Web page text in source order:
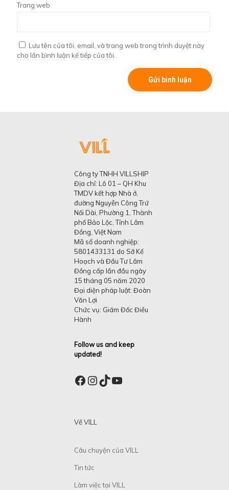
Trang web
Lưu tên của tôi, email, và trang web trong trình duyệt này
cho lần bình luận kế tiếp của tôi.
Công ty TNHH VILLSHIP
Địa chỉ: Lô 01 – QH Khu
TMDV kết hợp Nhà ở,
đường Nguyễn Công Trứ
Nối Dài, Phường 1, Thành
phố Bảo Lộc, Tỉnh Lâm
Đồng, Việt Nam
Mã số doanh nghiệp:
5801433131 do Sở Kế
Hoạch và Đầu Tư Lâm
Đồng cấp lần đầu ngày
15 tháng 05 năm 2020
Đại diện pháp luật: Đoàn
Văn Lợi
Chức vụ: Giám Đốc Điều
Hành
Follow us and keep
updated!
Facebook
Instagram
TikTok
YouTube
Về VILL
Câu chuyện của VILL
Tin tức
Làm việc tại VILL